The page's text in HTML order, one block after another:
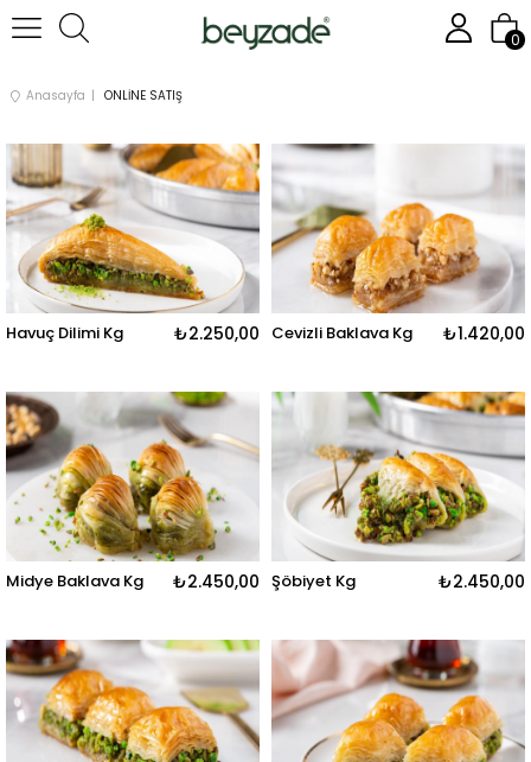
0
Anasayfa ONLİNE SATIŞ
Havuç Dilimi Kg ₺2.250,00 Cevizli Baklava Kg ₺1.420,00
Midye Baklava Kg ₺2.450,00 Şöbiyet Kg ₺2.450,00